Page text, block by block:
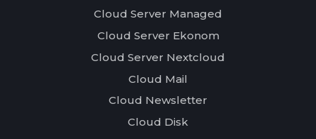
Cloud Server Managed
Cloud Server Ekonom
Cloud Server Nextcloud
Cloud Mail
Cloud Newsletter
Cloud Disk